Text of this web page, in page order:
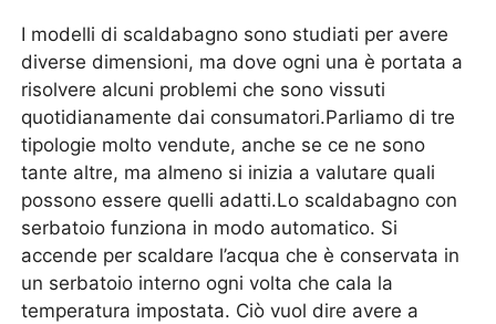
I modelli di scaldabagno sono studiati per avere
diverse dimensioni, ma dove ogni una è portata a
risolvere alcuni problemi che sono vissuti
quotidianamente dai consumatori.Parliamo di tre
tipologie molto vendute, anche se ce ne sono
tante altre, ma almeno si inizia a valutare quali
possono essere quelli adatti.Lo scaldabagno con
serbatoio funziona in modo automatico. Si
accende per scaldare l’acqua che è conservata in
un serbatoio interno ogni volta che cala la
temperatura impostata. Ciò vuol dire avere a